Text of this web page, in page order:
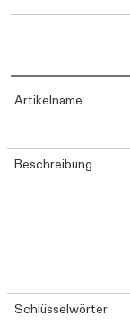
Artikelname
Beschreibung
Schlüsselwörter